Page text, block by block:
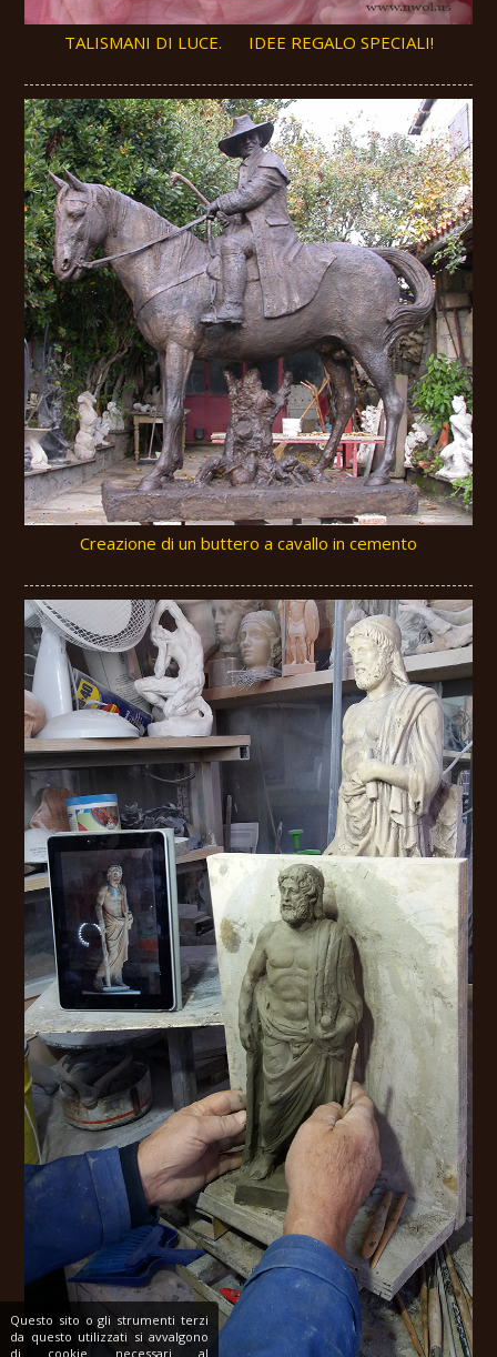
Questo sito o gli strumenti terzi
da questo utilizzati si avvalgono
di cookie necessari al
TALISMANI DI LUCE. IDEE REGALO SPECIALI!
Creazione di un buttero a cavallo in cemento